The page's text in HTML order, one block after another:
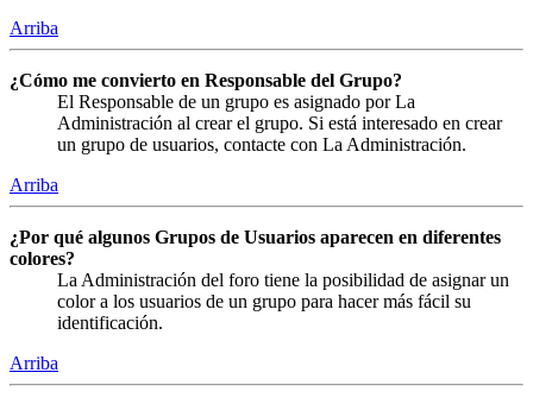
Arriba
¿Cómo me convierto en Responsable del Grupo?
El Responsable de un grupo es asignado por La
Administración al crear el grupo. Si está interesado en crear
un grupo de usuarios, contacte con La Administración.
Arriba
¿Por qué algunos Grupos de Usuarios aparecen en diferentes
colores?
La Administración del foro tiene la posibilidad de asignar un
color a los usuarios de un grupo para hacer más fácil su
identificación.
Arriba